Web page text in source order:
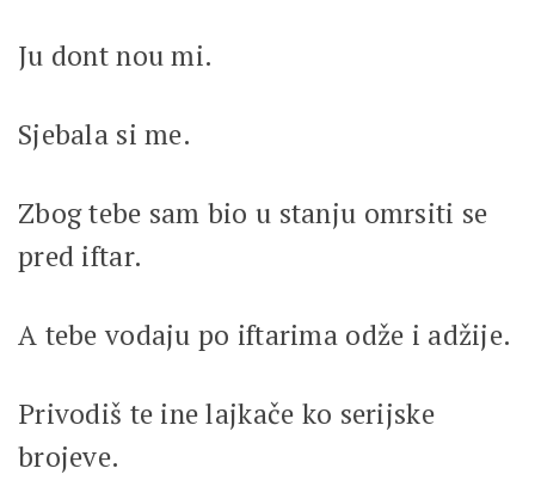
Ju dont nou mi.
Sjebala si me.
Zbog tebe sam bio u stanju omrsiti se
pred iftar.
A tebe vodaju po iftarima odže i adžije.
Privodiš te ine lajkače ko serijske
brojeve.